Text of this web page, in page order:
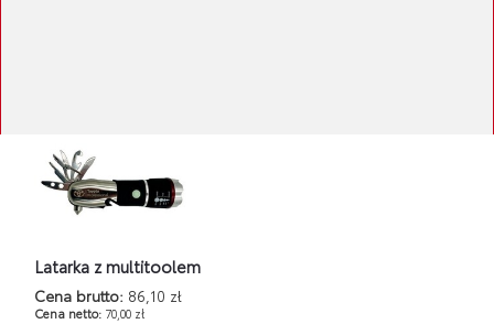
Latarka z multitoolem
Cena brutto: 86,10 zł
Cena netto: 70,00 zł